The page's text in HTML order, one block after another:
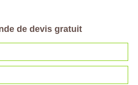
de devis gratuit